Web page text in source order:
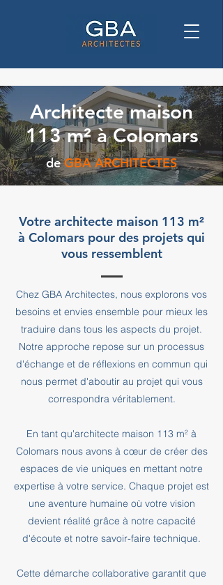
Architecte maison
113 m² à Colomars
de GBA ARCHITECTES
Votre architecte maison 113 m²
à Colomars pour des projets qui
vous ressemblent
Chez GBA Architectes, nous explorons vos
besoins et envies ensemble pour mieux les
traduire dans tous les aspects du projet.
Notre approche repose sur un processus
d'échange et de réflexions en commun qui
nous permet d'aboutir au projet qui vous
correspondra véritablement.
En tant qu'architecte maison 113 m² à
Colomars nous avons à cœur de créer des
espaces de vie uniques en mettant notre
expertise à votre service. Chaque projet est
une aventure humaine où votre vision
devient réalité grâce à notre capacité
d'écoute et notre savoir-faire technique.
Cette démarche collaborative garantit que